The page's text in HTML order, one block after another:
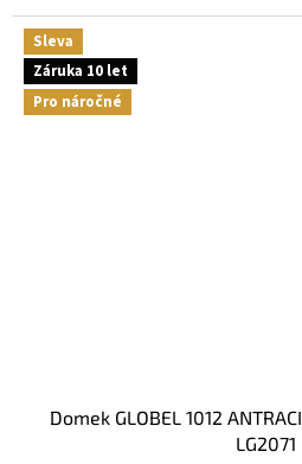
Sleva
Záruka 10 let
Pro náročné
domek GLOBEL 1012 ANTRACIT se střešním oknem
LG2071